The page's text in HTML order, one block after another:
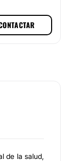
de la salud,